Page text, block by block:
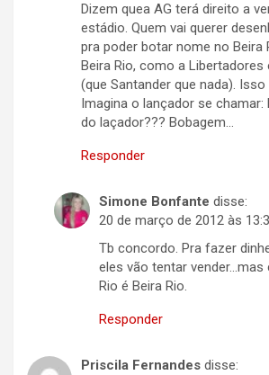
Dizem quea AG terá direito a
estádio. Quem vai querer
pra poder botar nome no Beira
Beira Rio, como a Libertadores
(que Santander que nada). Isso
Imagina o lançador se
do laçador??? Bobagem…
Responder
Simone Bonfante disse:
20 de março de 2012 às
Tb concordo. Pra fazer
eles vão tentar
Rio é Beira Rio.
Responder
Priscila Fernandes disse: